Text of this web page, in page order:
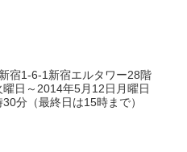
宿1-6-1新宿エルタワー28階
曜日～2014年5月12日月曜日
分（最終日は15時まで）